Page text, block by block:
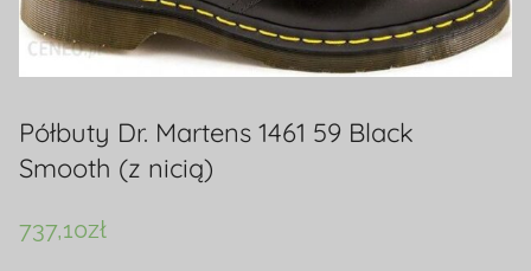
Półbuty Dr. Martens 1461 59 Black
Smooth (z nicią)
737,10zł